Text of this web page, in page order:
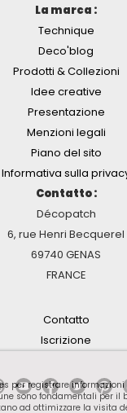
La marca :
Technique
Deco'blog
Prodotti & Collezioni
Idee creative
Presentazione
Menzioni legali
Piano del sito
Informativa sulla
Contatto :
Décopatch
6, rue Henri Becquerel
69740 GENAS
FRANCE
Contatto
Iscrizione
per registrare
sono fondamentali per il
ad ottimizzare la visita